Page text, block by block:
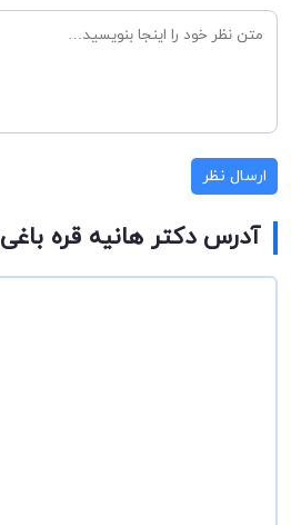
ارسال نظر
آدرس دکتر هانیه قره باغی